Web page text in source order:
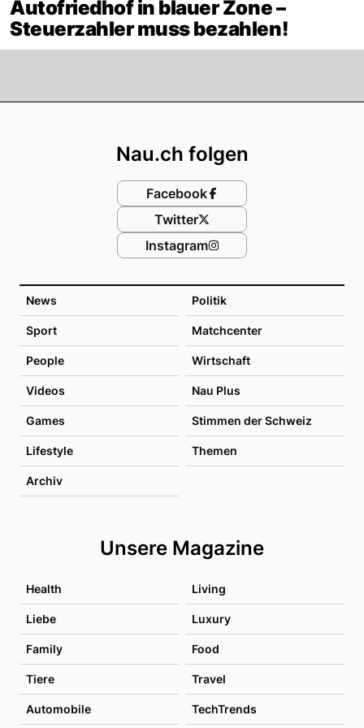
Autofriedhof in blauer Zone –
Steuerzahler muss bezahlen!
News Politik
Sport Matchcenter
People Wirtschaft
Videos Nau Plus
Games Stimmen der Schweiz
Lifestyle Themen
Archiv
Unsere Magazine
Health Living
Liebe Luxury
Family Food
Tiere Travel
Automobile TechTrends
Nau.ch folgen
Facebook
Twitter
Instagram